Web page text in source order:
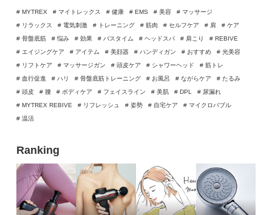
# MYTREX # マイトレックス # 健康 # EMS # 美容
# マッサージ
# リラックス
# 電気刺激 # トレーニング # 筋肉 # セルフケア # 肩
# ケア
# 骨盤底筋
# 悩み # 効果 # バスタイム # ヘッドスパ # 肩こり
# REBIVE
# エイジングケア
# アイテム # 美顔器 # ハンディガン # おすすめ
# 光美容
# リフトケア
# マッサージガン # 頭皮ケア # シャワーヘッド
# 筋トレ
# 血行促進
# ハリ # 骨盤底筋トレーニング # お風呂 # ながらケア
# たるみ
# 頭皮
# 腰 # ボディケア # フェイスライン # 美肌 # DPL
# 尿漏れ
# MYTREX REBIVE
# リフレッシュ # 姿勢 # 自宅ケア
# マイクロバブル
# 温活
Ranking